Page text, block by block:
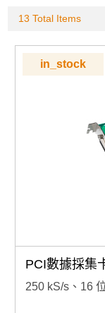
13 Total Items
in_stock
PCI數據採集
250 kS/s、16